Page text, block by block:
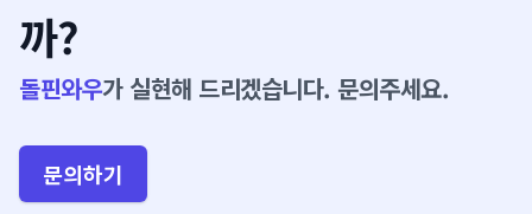
까?
돌핀와우가 실현해 드리겠습니다. 문의주세요.
문의하기